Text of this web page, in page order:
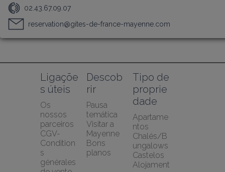
02.43.67.09.07
reservation@gites-de-france-mayenne.com
Ligaçõe
s úteis
Os
nossos
parceiros
CGV-
Condition
s
générales
Descob
rir
Pausa
temática
Visitar a
Mayenne
Bons
planos
Tipo de
proprie
dade
Apartame
ntos
Chalés/B
ungalows
Castelos
Alojament